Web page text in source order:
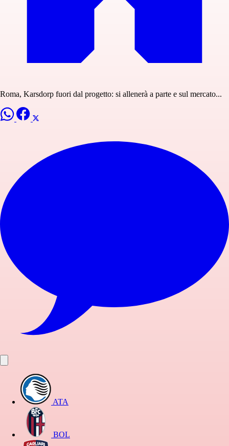
Roma, Karsdorp fuori dal progetto: si allenerà a parte e sul mercato...
ATA
BOL